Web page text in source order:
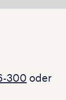
300 oder